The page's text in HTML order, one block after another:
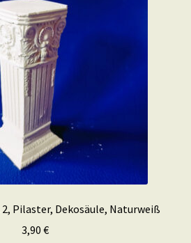
2, Pilaster, Dekosäule, Naturweiß
3,90 €